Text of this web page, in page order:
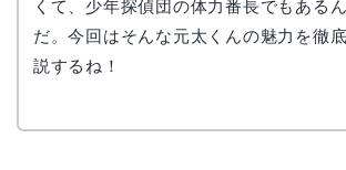
くて、少年探偵団の体力番長でもあるん
だ。今回はそんな元太くんの魅力を徹
説するね！